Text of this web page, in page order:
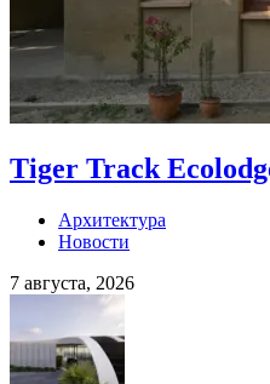
Tiger Track
Архитектура
Новости
7 августа, 2026